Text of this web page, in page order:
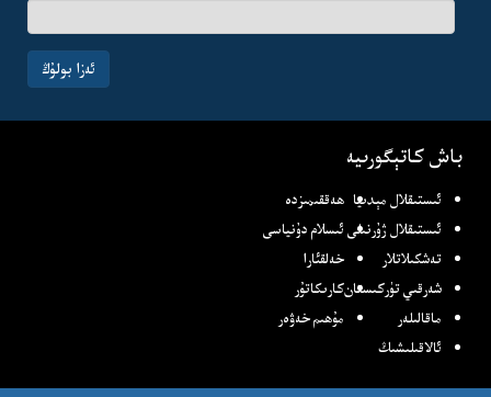
ئېلخەت
ئادرىسىڭىز
ئەزا بولۇڭ
باش كاتېگورىيە
ئىستىقلال مېدىيا ھەققىمىزدە
ئىستىقلال ژۇرنىلى ئىسلام دۇنياسى
تەشكىلاتلار
خەلقئارا
شەرقىي تۈركىستانكارىكاتۇر
ماقالىلەر
مۇھىم خەۋەر
ئالاقىلىشىڭ